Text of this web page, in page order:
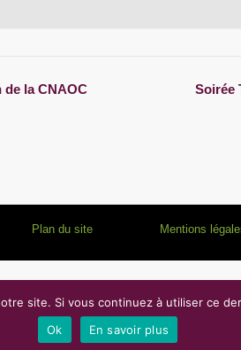
la CNAOC
Soirée
Plan du site Mentions
site. Si vous continuez à utiliser ce
Ok
En savoir plus